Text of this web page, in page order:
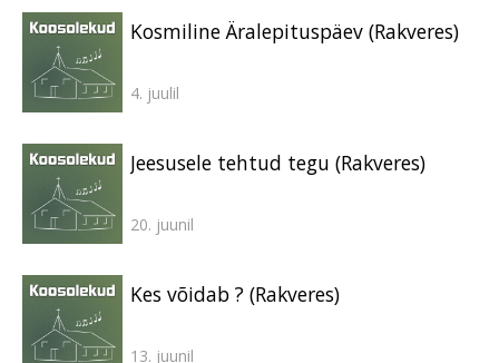
Kosmiline Äralepituspäev (Rakveres)
4. juulil
Jeesusele tehtud tegu (Rakveres)
20. juunil
Kes võidab ? (Rakveres)
13. juunil